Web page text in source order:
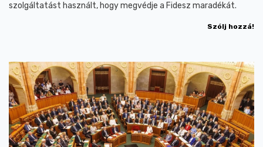
szolgáltatást használt, hogy megvédje a Fidesz maradékát.
Szólj hozzá!